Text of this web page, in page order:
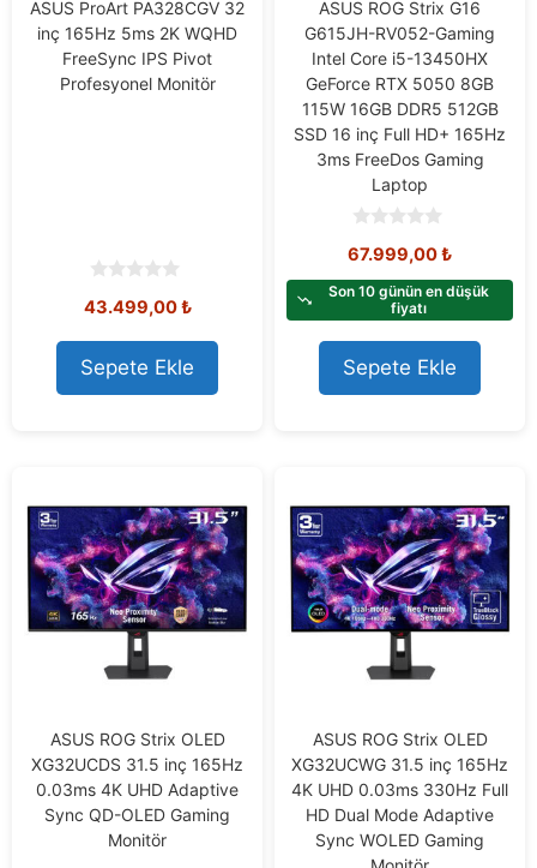
ASUS ProArt PA328CGV 32
inç 165Hz 5ms 2K WQHD
FreeSync IPS Pivot
Profesyonel Monitör
o
t
o
f
5
43.499,00₺
Sepete Ekle
ASUS ROG Strix G16
G615JH-RV052-Gaming
Intel Core i5-13450HX
GeForce RTX 5050 8GB
115W 16GB DDR5 512GB
SSD 16 inç Full HD+ 165Hz
3ms FreeDos Gaming
Laptop
o
t
f
5
67.999,00₺
Son 10 günün en düşük
fiyatı
Sepete Ekle
ASUS ROG Strix OLED
XG32UCDS 31.5 inç 165Hz
0.03ms 4K UHD Adaptive
Sync QD-OLED Gaming
Monitör
ASUS ROG Strix OLED
XG32UCWG 31.5 inç 165Hz
4K UHD 0.03ms 330Hz Full
HD Dual Mode Adaptive
Sync WOLED Gaming